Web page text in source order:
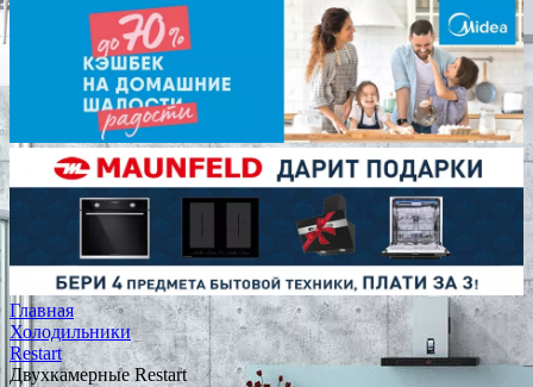
Главная
Холодильники
Restart
Двухкамерные Restart